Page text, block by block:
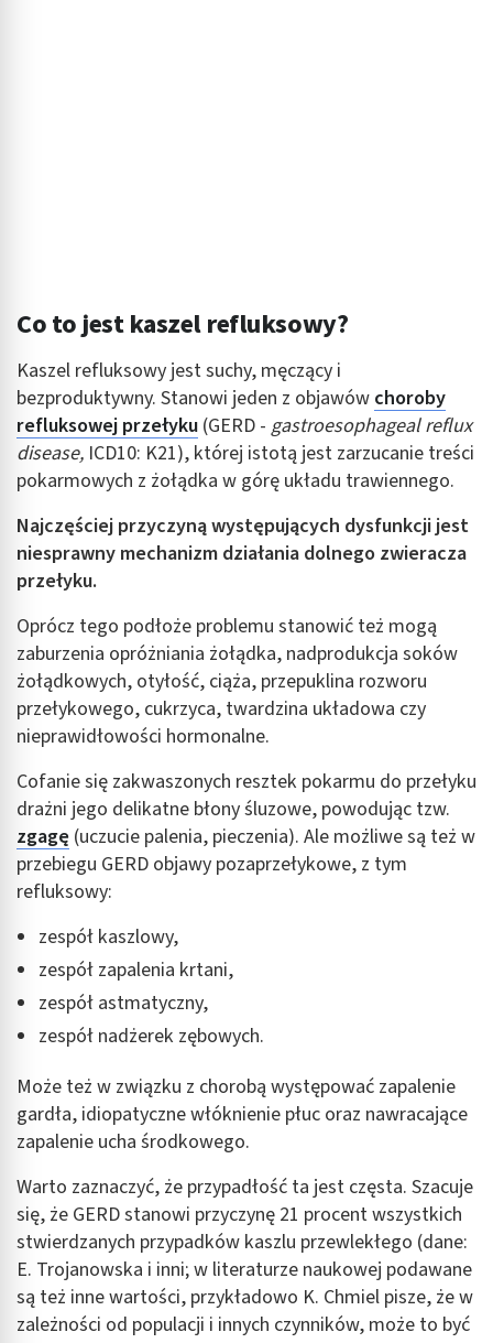
Co to jest kaszel refluksowy?
Kaszel refluksowy jest suchy, męczący i
bezproduktywny. Stanowi jeden z objawów choroby
refluksowej przełyku (GERD - gastroesophageal reflux
disease, ICD10: K21), której istotą jest zarzucanie treści
pokarmowych z żołądka w górę układu trawiennego.
Najczęściej przyczyną występujących dysfunkcji jest
niesprawny mechanizm działania dolnego zwieracza
przełyku.
Oprócz tego podłoże problemu stanowić też mogą
zaburzenia opróżniania żołądka, nadprodukcja soków
żołądkowych, otyłość, ciąża, przepuklina rozworu
przełykowego, cukrzyca, twardzina układowa czy
nieprawidłowości hormonalne.
Cofanie się zakwaszonych resztek pokarmu do przełyku
drażni jego delikatne błony śluzowe, powodując tzw.
zgagę (uczucie palenia, pieczenia). Ale możliwe są też w
przebiegu GERD objawy pozaprzełykowe, z tym
refluksowy:
zespół kaszlowy,
zespół zapalenia krtani,
zespół astmatyczny,
zespół nadżerek zębowych.
Może też w związku z chorobą występować zapalenie
gardła, idiopatyczne włóknienie płuc oraz nawracające
zapalenie ucha środkowego.
Warto zaznaczyć, że przypadłość ta jest częsta. Szacuje
się, że GERD stanowi przyczynę 21 procent wszystkich
stwierdzanych przypadków kaszlu przewlekłego (dane:
E. Trojanowska i inni; w literaturze naukowej podawane
są też inne wartości, przykładowo K. Chmiel pisze, że w
zależności od populacji i innych czynników, może to być